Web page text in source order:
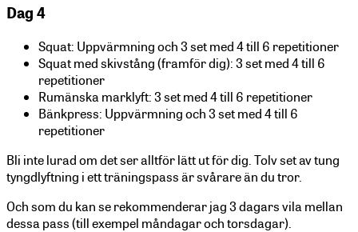
Dag 4
Squat: Uppvärmning och 3 set med 4 till 6 repetitioner
Squat med skivstång (framför dig): 3 set med 4 till 6
repetitioner
Rumänska marklyft: 3 set med 4 till 6 repetitioner
Bänkpress: Uppvärmning och 3 set med 4 till 6
repetitioner
Bli inte lurad om det ser alltför lätt ut för dig. Tolv set av tung
tyngdlyftning i ett träningspass är svårare än du tror.
Och som du kan se rekommenderar jag 3 dagars vila mellan
dessa pass (till exempel måndagar och torsdagar).